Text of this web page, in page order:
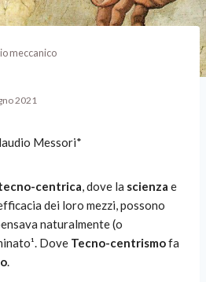
meccanico
2021
Messori*
centrica, dove la scienza e
dei loro mezzi, possono
naturalmente (o
Dove Tecno-centrismofa
.